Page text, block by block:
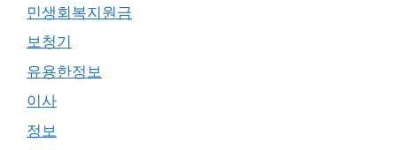
민생회복지원금
보청기
유용한정보
이사
정보